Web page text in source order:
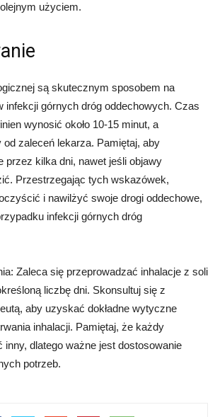
użyciem.
są skutecznym sposobem na
infekcji górnych dróg oddechowych. Czas
wynosić około 10-15 minut, a
zaleceń lekarza. Pamiętaj, aby
przez kilka dni, nawet jeśli objawy
Przestrzegając tych wskazówek,
i nawilżyć swoje drogi oddechowe,
infekcji górnych dróg
Zaleca się przeprowadzać inhalacje z soli
liczbę dni. Skonsultuj się z
aby uzyskać dokładne wytyczne
inhalacji. Pamiętaj, że każdy
inny, dlatego ważne jest dostosowanie
potrzeb.